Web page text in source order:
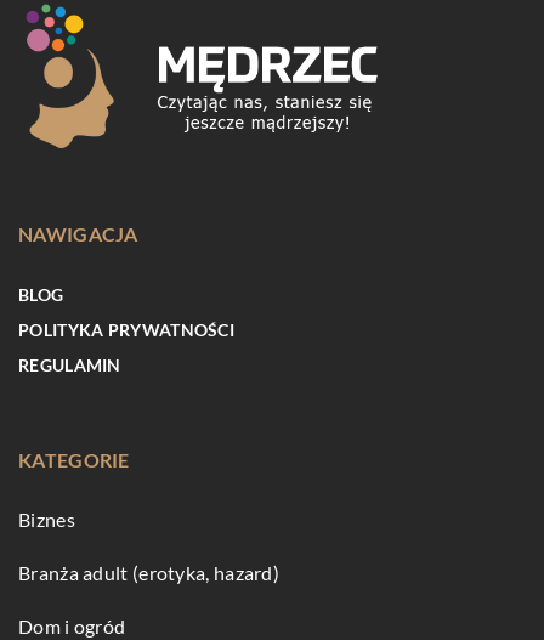
NAWIGACJA
BLOG
POLITYKA PRYWATNOŚCI
REGULAMIN
KATEGORIE
Biznes
Branża adult (erotyka, hazard)
Dom i ogród